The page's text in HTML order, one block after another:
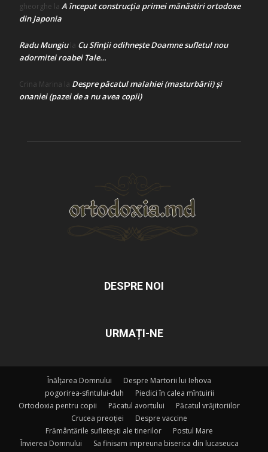
gheorghe la A început construcţia primei mănăstiri ortodoxe
din Japonia
Radu Mungiula Cu Sfinții odihnește Doamne sufletul nou
adormitei roabei Tale…
Crina Marina la Despre păcatul malahiei (masturbării) şi
onaniei (pazei de a nu avea copii)
DESPRE NOI
URMAȚI-NE
Înălțarea Domnului
Despre Martorii lui Iehova
pogorirea-sfintului-duh
Piedici în calea mîntuirii
Ortodoxia pentru copii
Păcatul avortului
Păcatul vrăjitoriilor
Crucea preoției
Despre vaccine
Frământările sufletești ale tinerilor
Postul Mare
Învierea Domnului
Sa finisam impreuna biserica din lucaseuca